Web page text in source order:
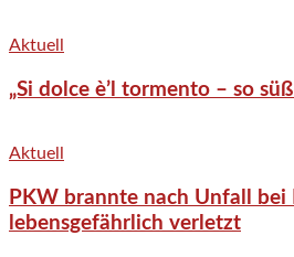
Aktuell
„Si dolce è’l tormento – so
Aktuell
PKW brannte nach Unfall
lebensgefährlich verletzt